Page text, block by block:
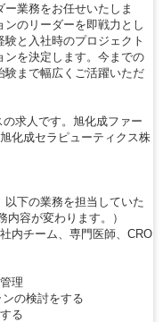
業務をお任せいたしま
のリーダーを即戦力とし
と入社時のプロジェクト
ンを決定します。今までの
験まで幅広くご活躍いただ
求人です。旭化成ファー
化成セラピューティクス株
下の業務を担当していた
容が変わります。）
内チーム、専門医師、CRO
理
の検討をする
る